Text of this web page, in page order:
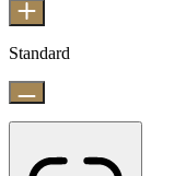
Standard